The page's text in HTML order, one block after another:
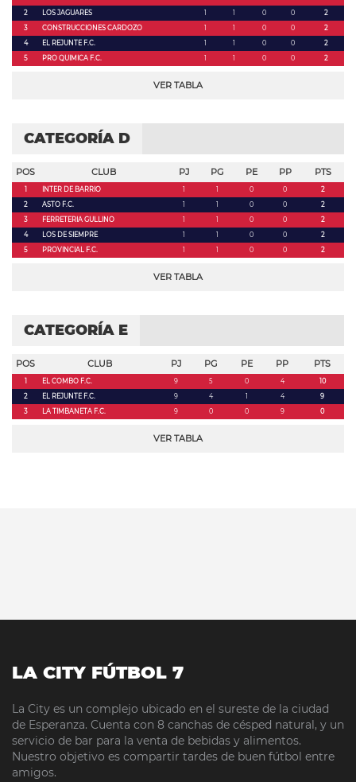
2
LOS JAGUARES 1 1 0 0
2
3
CONSTRUCCIONES CARDOZO 1 1 0 0
2
4
EL REJUNTE F.C. 1 1 0 0
2
5
PRO QUIMICA F.C. 1 1 0 0 2
VER TABLA
CATEGORÍA D
POS CLUB PJ PG PE PP PTS
1 INTER DE BARRIO 1 1 0 0
2
2
ASTO F.C. 1 1 0 0
2
3
FERRETERIA GULLINO 1 1 0 0
2
4
LOS DE SIEMPRE 1 1 0 0
2
5
PROVINCIAL F.C. 1 1 0 0 2
VER TABLA
CATEGORÍA E
POS CLUB PJ PG PE PP PTS
1 EL COMBO F.C. 9 5 0 4
10
2
EL REJUNTE F.C. 9 4 1 4
9
3
LA TIMBANETA F.C. 9 0 0 9 0
VER TABLA
LA CITY FÚTBOL 7
La City es un complejo ubicado en el sureste de la ciudad
de Esperanza. Cuenta con 8 canchas de césped natural, y un
servicio de bar para la venta de bebidas y alimentos.
Nuestro objetivo es compartir tardes de buen fútbol entre
amigos.